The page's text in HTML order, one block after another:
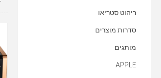
ריהוט סטריאו
סדרות מוצרים
מותגים
APPLE